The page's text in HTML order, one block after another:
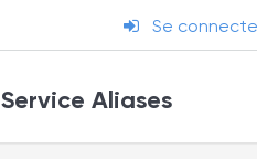
Se
Service Aliases